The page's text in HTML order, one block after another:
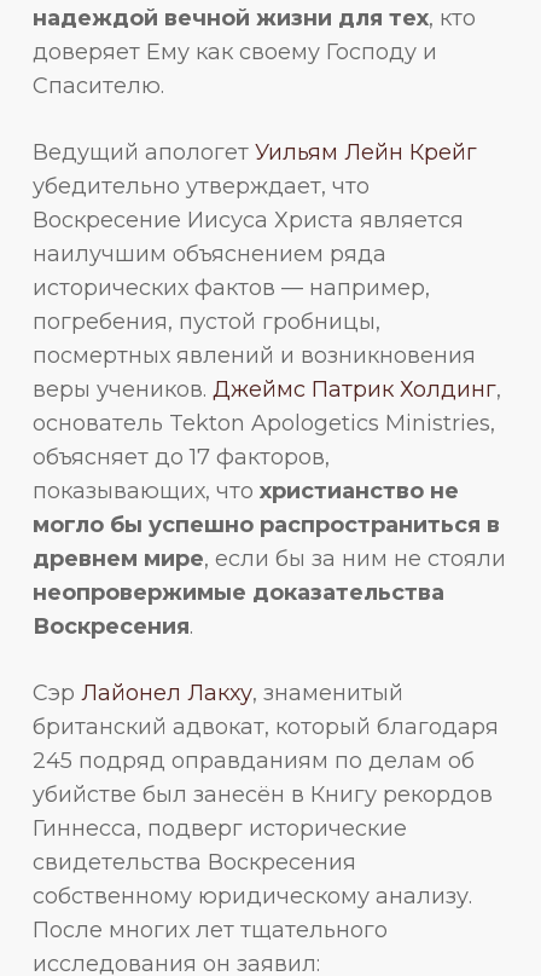
надеждой вечной жизни для тех, кто
доверяет Ему как своему Господу и
Спасителю.
Ведущий апологет Уильям Лейн Крейг
убедительно утверждает, что
Воскресение Иисуса Христа является
наилучшим объяснением ряда
исторических фактов — например,
погребения, пустой гробницы,
посмертных явлений и возникновения
веры учеников. Джеймс Патрик Холдинг,
основатель Tekton Apologetics Ministries,
объясняет до 17 факторов,
показывающих, что христианство не
могло бы успешно распространиться в
древнем мире, если бы за ним не стояли
неопровержимые доказательства
Воскресения.
Сэр Лайонел Лакху, знаменитый
британский адвокат, который благодаря
245 подряд оправданиям по делам об
убийстве был занесён в Книгу рекордов
Гиннесса, подверг исторические
свидетельства Воскресения
собственному юридическому анализу.
После многих лет тщательного
исследования он заявил: